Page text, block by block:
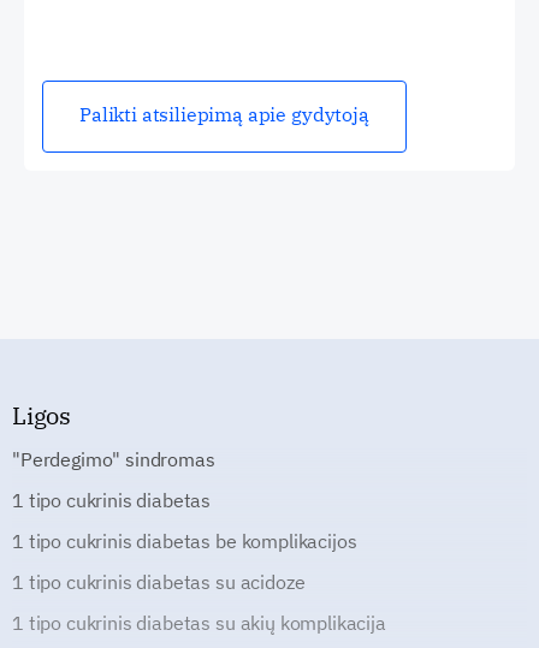
Palikti atsiliepimą apie gydytoją
Ligos
"Perdegimo" sindromas
1 tipo cukrinis diabetas
1 tipo cukrinis diabetas be komplikacijos
1 tipo cukrinis diabetas su acidoze
1 tipo cukrinis diabetas su akių komplikacija